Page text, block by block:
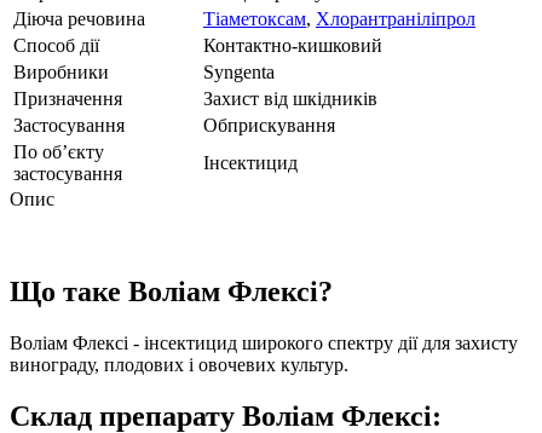
Діюча речовина
Тіаметоксам, Хлорантраніліпрол
Способ дії
Контактно-кишковий
Виробники
Syngenta
Призначення
Захист від шкідників
Застосування
Обприскування
По обʼєкту
застосування
Інсектицид
Опис
Що таке Воліам Флексі?
Воліам Флексі - інсектицид широкого спектру дії для захисту
винограду, плодових і овочевих культур.
Склад препарату Воліам Флексі: